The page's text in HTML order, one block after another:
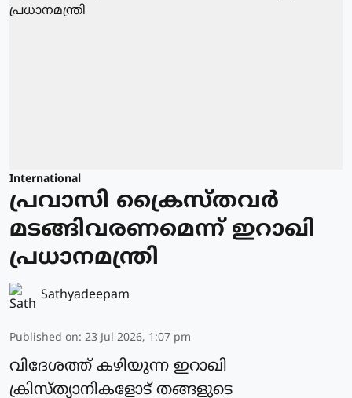
International
പ്രവാസി ക്രൈസ്തവര്‍
മടങ്ങിവരണമെന്ന് ഇറാഖി
പ്രധാനമന്ത്രി
Sathyadeepam
Published on: 23 Jul 2026, 1:07 pm
വിദേശത്ത് കഴിയുന്ന ഇറാഖി
ക്രിസ്ത്യാനികളോട് തങ്ങളുടെ